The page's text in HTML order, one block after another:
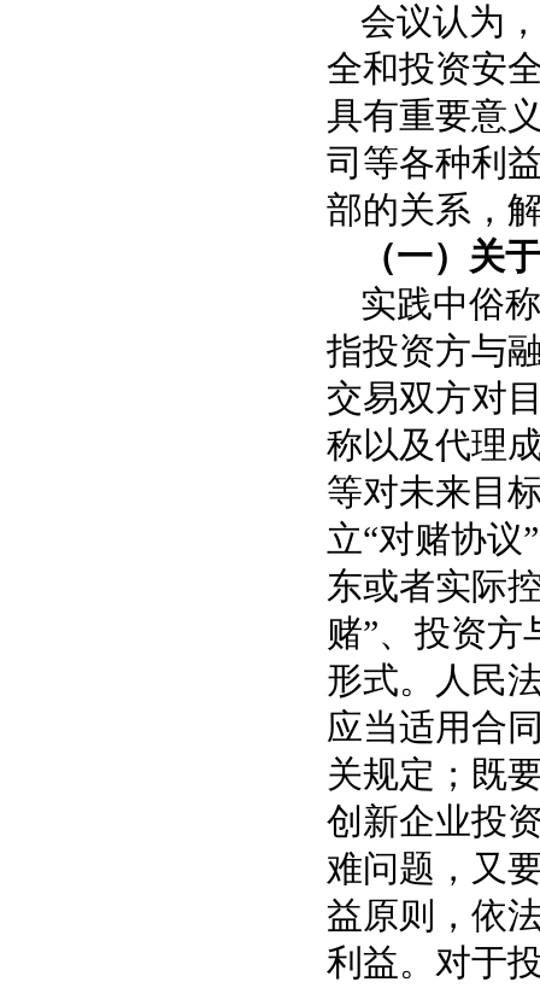
会议认为
全和投资安
具有重要意
司等各种利
部的关系，
（一）关
实践中俗
指投资方与
交易双方对
称以及代理
等对未来目
立“对赌协议
东或者实际
赌”、投资方
形式。人民
应当适用合
关规定；既
创新企业投
难问题，又
益原则，依
利益。对于